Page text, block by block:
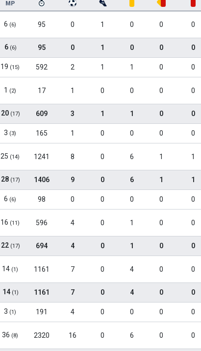
MP
6 (6) 95 0 1 0 0 0
6 (6) 95 0 1 0 0 0
19 (15) 592 2 1 1 0 0
1 (2) 17 1 0 0 0 0
20 (17) 609 3 1 1 0 0
3 (3) 165 1 0 0 0 0
25 (14) 1241 8 0 6 1 1
28 (17) 1406 9 0 6 1 1
6 (6) 98 0 0 0 0 0
16 (11) 596 4 0 1 0 0
22 (17) 694 4 0 1 0 0
14 (1) 1161 7 0 4 0 0
14 (1) 1161 7 0 4 0 0
3 (1) 191 4 0 0 0 0
36 (8) 2320 16 0 6 0 0